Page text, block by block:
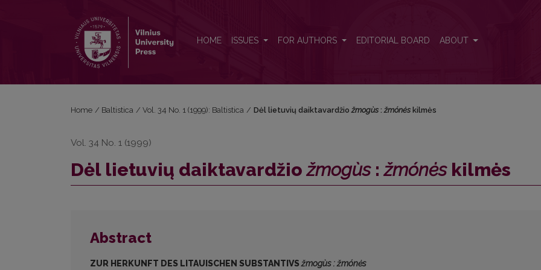
HOME ISSUES FOR AUTHORS EDITORIAL BOARD ABOUT
Home / Baltistica / Vol. 34 No. 1 (1999): Baltistica / Dėl lietuvių daiktavardžiožmogùs:žmónėskilmės
Vol. 34 No. 1 (1999)
Dėl lietuvių daiktavardžiožmogùs:žmónėskilmės
Abstract
ZUR HERKUNFT DES LITAUISCHEN SUBSTANTIVSžmogùs : žmónės